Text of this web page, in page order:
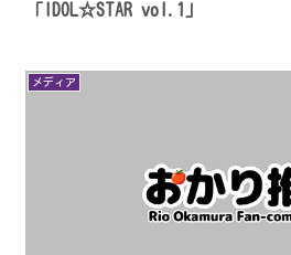
「IDOL☆STAR vol.1」
メディア